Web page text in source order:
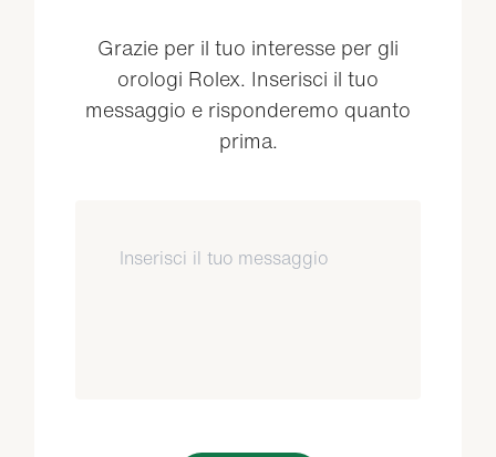
Grazie per il tuo interesse per gli
orologi Rolex. Inserisci il tuo
messaggio e risponderemo quanto
prima.